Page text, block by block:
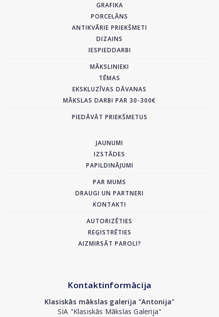
GRAFIKA
PORCELĀNS
ANTIKVĀRIE PRIEKŠMETI
DIZAINS
IESPIEDDARBI
MĀKSLINIEKI
TĒMAS
EKSKLUZĪVAS DĀVANAS
MĀKSLAS DARBI PAR 30-300€
PIEDĀVĀT PRIEKŠMETUS
JAUNUMI
IZSTĀDES
PAPILDINĀJUMI
PAR MUMS
DRAUGI UN PARTNERI
KONTAKTI
AUTORIZĒTIES
REĢISTRĒTIES
AIZMIRSĀT PAROLI?
Kontaktinformācija
Klasiskās mākslas galerija "Antonija"
SIA "Klasiskās Mākslas Galerija"